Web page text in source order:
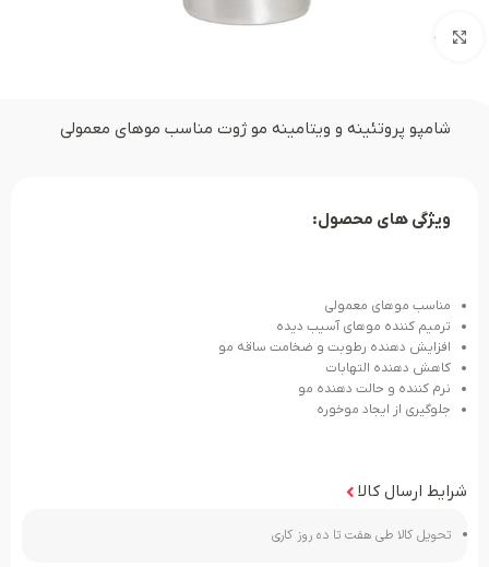
بزرگنمایی تصویر
شامپو پروتئینه و ویتامینه مو ژوت مناسب موهای معمولی
ویژگی های محصول:
مناسب موهای معمولی
ترمیم کننده موهای آسیب دیده
افزایش دهنده رطوبت و ضخامت ساقه مو
کاهش دهنده التهابات
نرم کننده و حالت دهنده مو
جلوگیری از ایجاد موخوره
شرایط ارسال کالا
تحویل کالا طی هفت تا ده روز کاری